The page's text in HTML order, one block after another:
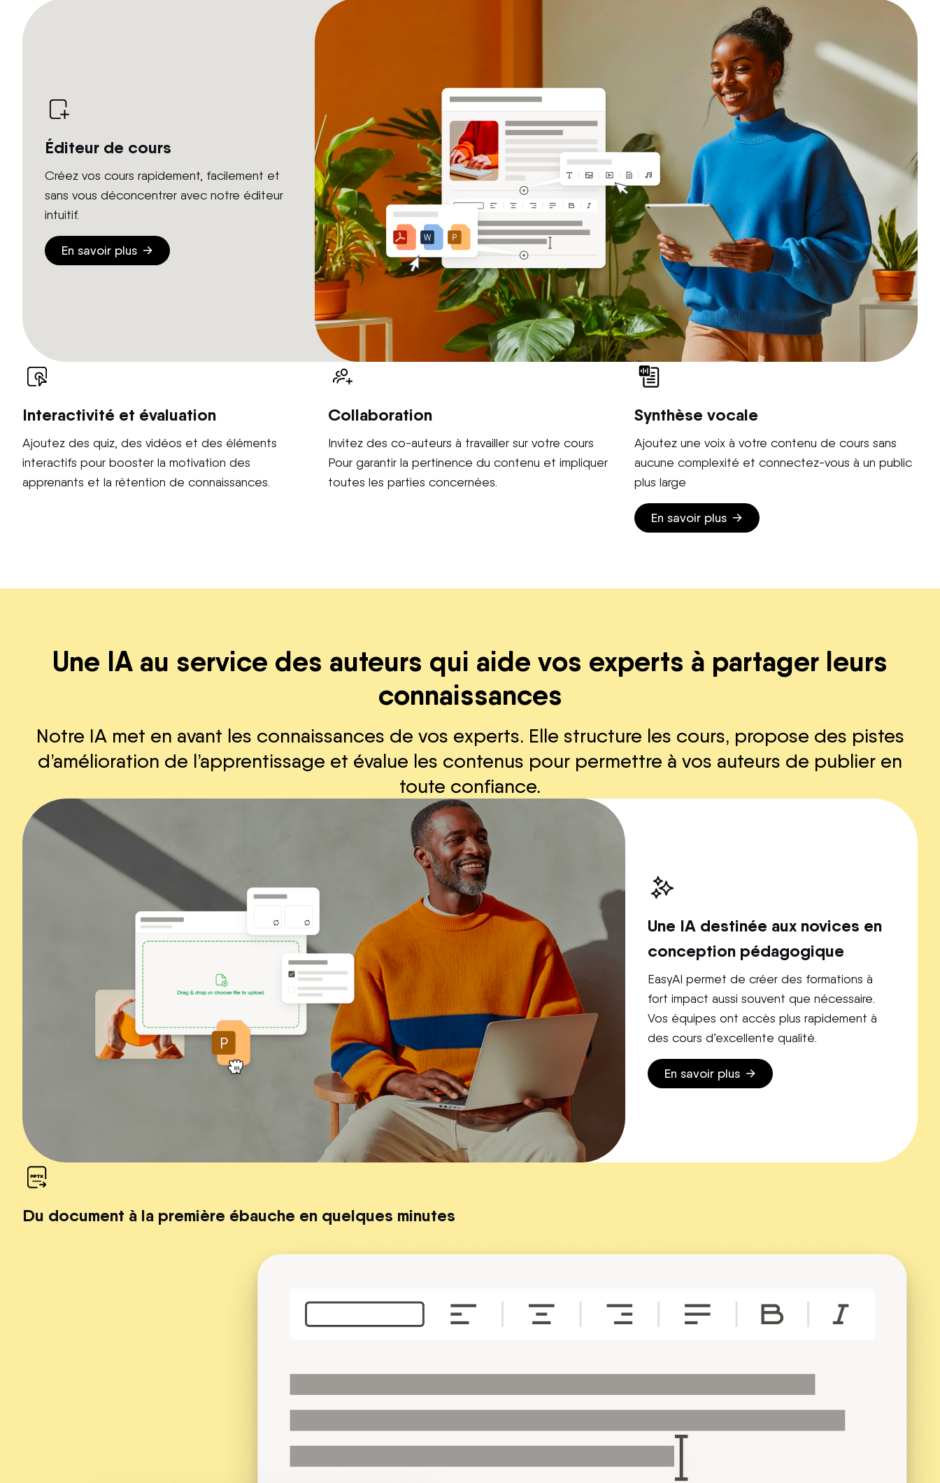
Éditeur de cours
Créez vos cours rapidement, facilement et
sans vous déconcentrer avec notre éditeur
intuitif.
En savoir plus
Interactivité et évaluation
Ajoutez des quiz, des vidéos et des éléments
interactifs pour booster la motivation des
apprenants et la rétention de connaissances.
Collaboration
Invitez des co-auteurs à travailler sur votre cours
Pour garantir la pertinence du contenu et impliquer
toutes les parties concernées.
Synthèse vocale
Ajoutez une voix à votre contenu de cours sans
aucune complexité et connectez-vous à un public
plus large
En savoir plus
Une IA au service des auteurs qui aide vos experts à partager leurs
connaissances
Notre IA met en avant les connaissances de vos experts. Elle structure les cours, propose des pistes
d’amélioration de l’apprentissage et évalue les contenus pour permettre à vos auteurs de publier en
toute confiance.
Une IA destinée aux novices en
conception pédagogique
EasyAI permet de créer des formations à
fort impact aussi souvent que nécessaire.
Vos équipes ont accès plus rapidement à
des cours d’excellente qualité.
En savoir plus
Du document à la première ébauche en quelques minutes